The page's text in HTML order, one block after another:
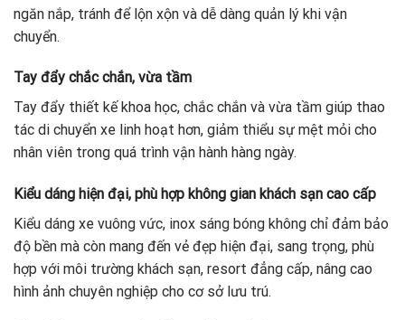
ngăn nắp, tránh để lộn xộn và dễ dàng quản lý khi vận
chuyển.
Tay đẩy chắc chắn, vừa tầm
Tay đẩy thiết kế khoa học, chắc chắn và vừa tầm giúp thao
tác di chuyển xe linh hoạt hơn, giảm thiểu sự mệt mỏi cho
nhân viên trong quá trình vận hành hàng ngày.
Kiểu dáng hiện đại, phù hợp không gian khách sạn cao cấp
Kiểu dáng xe vuông vức, inox sáng bóng không chỉ đảm bảo
độ bền mà còn mang đến vẻ đẹp hiện đại, sang trọng, phù
hợp với môi trường khách sạn, resort đẳng cấp, nâng cao
hình ảnh chuyên nghiệp cho cơ sở lưu trú.